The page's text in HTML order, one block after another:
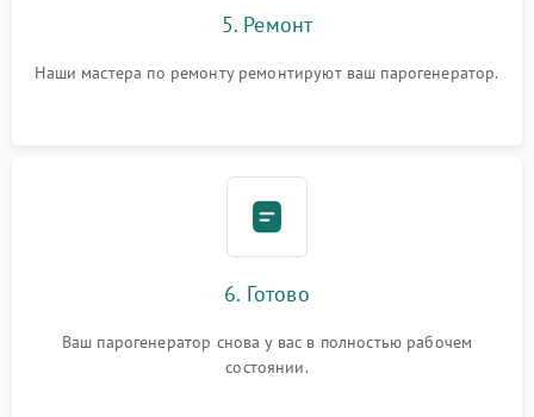
5. Ремонт
Наши мастера по ремонту ремонтируют ваш парогенератор.
6. Готово
Ваш парогенератор снова у вас в полностью рабочем
состоянии.